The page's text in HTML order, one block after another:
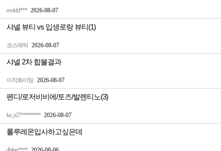
eovkfd*** 2026-08-07
코스메틱 2026-08-07
샤넬 뷰티 vs 입생로랑 뷰티(1)
이직화이팅 2026-08-07
샤넬 2차 합불결과
ka_n27******** 2026-08-07
펜디/로저비비에/토즈/발렌티노(3)
룰루레몬입사하고싶은데